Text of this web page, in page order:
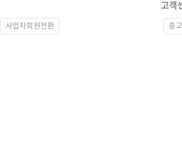
사업자회원전환
고객
중